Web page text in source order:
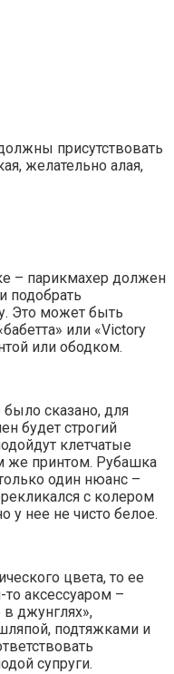
присутствовать
желательно алая,
– парикмахер должен
подобрать
Это может быть
или «Victory
или ободком.
сказано, для
будет строгий
клетчатые
же принтом. Рубашка
один нюанс –
с колером
у нее не чисто белое.
цвета, то ее
аксессуаром –
в джунглях»,
подтяжками и
супруги.